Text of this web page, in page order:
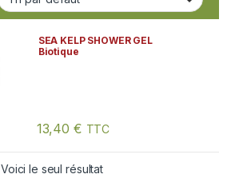
SEA KELP SHOWER GEL
Biotique
13,40 € TTC
Voici le seul résultat